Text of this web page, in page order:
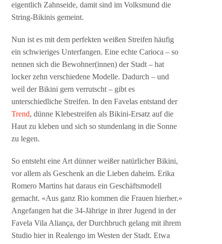
eigentlich Zahnseide, damit sind im Volksmund die
String-Bikinis gemeint.
Nun ist es mit dem perfekten weißen Streifen häufig
ein schwieriges Unterfangen. Eine echte Carioca – so
nennen sich die Bewohner(innen) der Stadt – hat
locker zehn verschiedene Modelle. Dadurch – und
weil der Bikini gern verrutscht – gibt es
unterschiedliche Streifen. In den Favelas entstand der
Trend, dünne Klebestreifen als Bikini-Ersatz auf die
Haut zu kleben und sich so stundenlang in die Sonne
zu legen.
So entsteht eine Art dünner weißer natürlicher Bikini,
vor allem als Geschenk an die Lieben daheim. Erika
Romero Martins hat daraus ein Geschäftsmodell
gemacht. «Aus ganz Rio kommen die Frauen hierher.»
Angefangen hat die 34-Jährige in ihrer Jugend in der
Favela Vila Aliança, der Durchbruch gelang mit ihrem
Studio hier in Realengo im Westen der Stadt. Etwa